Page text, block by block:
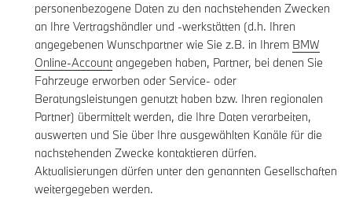
personenbezogene Daten zu den nachstehenden Zwecken
an Ihre Vertragshändler und -werkstätten (d.h. Ihren
angegebenen Wunschpartner wie Sie z.B. in Ihrem BMW
Online-Accountangegeben haben, Partner, bei denen Sie
Fahrzeuge erworben oder Service- oder
Beratungsleistungen genutzt haben bzw. Ihren regionalen
Partner) übermittelt werden, die Ihre Daten verarbeiten,
auswerten und Sie über Ihre ausgewählten Kanäle für die
nachstehenden Zwecke kontaktieren dürfen.
Aktualisierungen dürfen unter den genannten Gesellschaften
weitergegeben werden.